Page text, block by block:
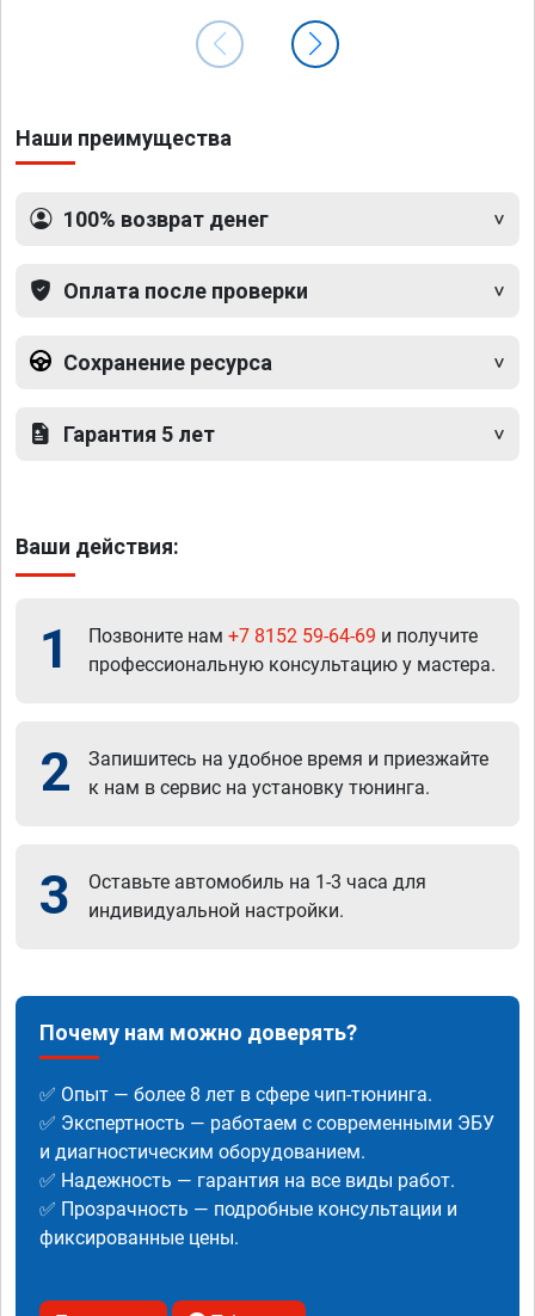
Наши преимущества
100% возврат денег
Оплата после проверки
Сохранение ресурса
Гарантия 5 лет
Ваши действия:
1 Позвоните нам +7 8152 59-64-69 и получите
профессиональную консультацию у мастера.
2
Запишитесь на удобное время и приезжайте
к нам в сервис на установку тюнинга.
3
Оставьте автомобиль на 1-3 часа для
индивидуальной настройки.
Почему нам можно доверять?
✅ Опыт — более 8 лет в сфере чип-тюнинга.
✅ Экспертность — работаем с современными ЭБУ
и диагностическим оборудованием.
✅ Надежность — гарантия на все виды работ.
✅ Прозрачность — подробные консультации и
фиксированные цены.